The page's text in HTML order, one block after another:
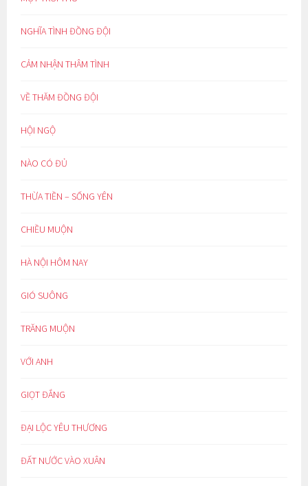
NGHĨA TÌNH ĐỒNG ĐỘI
CẢM NHẬN THÂM TÌNH
VỀ THĂM ĐỒNG ĐỘI
HỘI NGỘ
NÀO CÓ ĐỦ
THỪA TIỀN – SỐNG YÊN
CHIỀU MUỘN
HÀ NỘI HÔM NAY
GIÓ SUÔNG
TRĂNG MUỘN
VỚI ANH
GIỌT ĐẮNG
ĐẠI LỘC YÊU THƯƠNG
ĐẤT NƯỚC VÀO XUÂN